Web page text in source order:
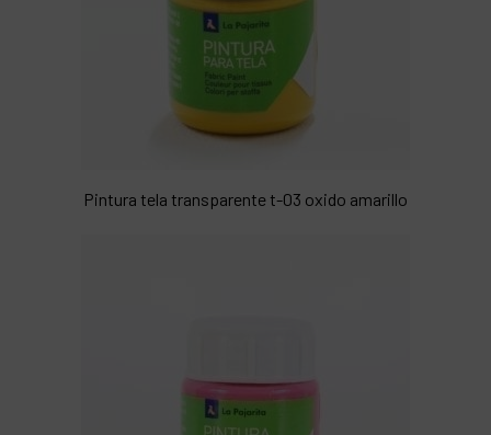
Pintura tela transparente t-03 oxido amarillo